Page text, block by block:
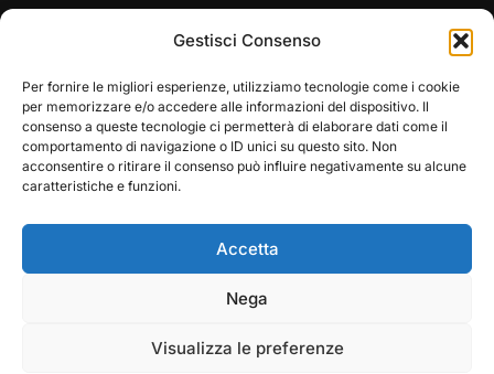
Gestisci Consenso
Per fornire le migliori esperienze, utilizziamo tecnologie come i cookie
per memorizzare e/o accedere alle informazioni del dispositivo. Il
consenso a queste tecnologie ci permetterà di elaborare dati come il
comportamento di navigazione o ID unici su questo sito. Non
acconsentire o ritirare il consenso può influire negativamente su alcune
caratteristiche e funzioni.
Accetta
Nega
Visualizza le preferenze
Copyright © 2026 — Frasassi Climbing Festival. All
Rights Reserved